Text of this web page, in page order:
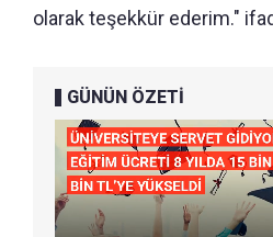
olarak teşekkür ederim."
GÜNÜN ÖZETİ